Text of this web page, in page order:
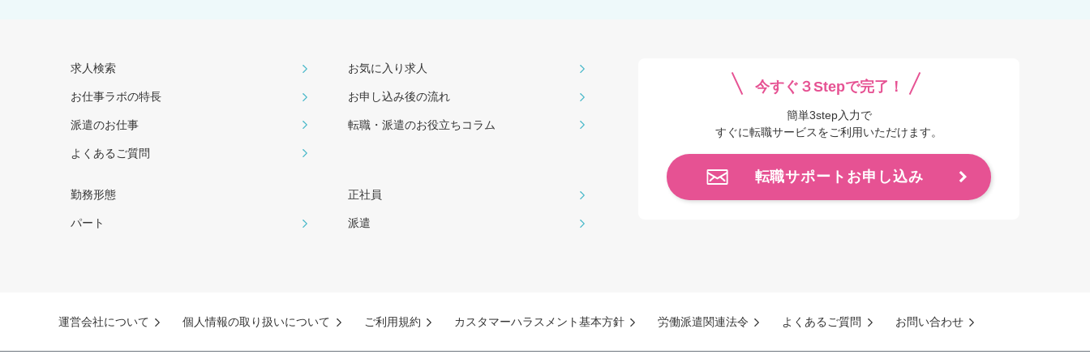
求人検索 お気に入り求人
お仕事ラボの特長 お申し込み後の流れ
派遣のお仕事 転職・派遣のお役⽴ちコラム
よくあるご質問
勤務形態 正社員
パート 派遣
今すぐ３Stepで完了！
簡単3step入力で
すぐに転職サービスをご利用いただけます。
転職サポートお申し込み
運営会社について 個人情報の取り扱いについて ご利用規約 カスタマーハラスメント基本方針 労働派遣関連法令 よくあるご質問 お問い合わせ